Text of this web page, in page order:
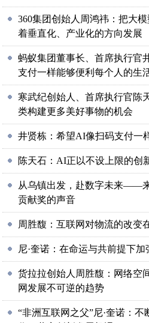
360集团创始人周鸿祎：把大
着垂直化、产业化的方向发展
蚂蚁集团董事长、首席执行官
支付一样能够便利每个人的生
寒武纪创始人、首席执行官陈
类构建更多美好事物的机会
井贤栋：希望AI像扫码支付一
陈天石：AI正以不设上限的创
从乌镇出发，赴数字未来——
贡献奖的声音
周胜馥：互联网对物流的改变
尼·奎诺：在命运与共前提下
货拉拉创始人周胜馥：网络空
网发展不可逆的趋势
“非洲互联网之父”尼·奎诺：